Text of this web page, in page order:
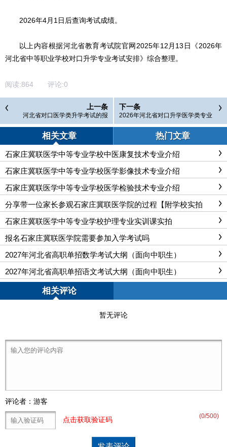
2026年4月1日后查询考试成绩。
以上内容根据河北省教育考试院官网2025年12月13日《2026年
河北省中等职业学校对口升学专业考试安排》综合整理。
阅读:864 评论:0
上一条
河北省对口医学类升学考试的报
名、考试科目、考试时间
下一条
2026年河北省对口升学医学类专业
考试安排
相关文章 热门文章
石家庄冀联医学中等专业学校中医康复技术专业介绍
石家庄冀联医学中等专业学校医学影像技术专业介绍
石家庄冀联医学中等专业学校医学检验技术专业介绍
分享带一位家长参观石家庄冀联医学院的过程【附学校实拍
图】
石家庄冀联医学中等专业学校护理专业实训课实拍
报名石家庄冀联医学院需要参加入学考试吗
2027年河北省高职单招数学考试大纲（面向中职生）
2027年河北省高职单招语文考试大纲（面向中职生）
相关评论
暂无评论
评论者：游客
(0/500)
点击获取验证码